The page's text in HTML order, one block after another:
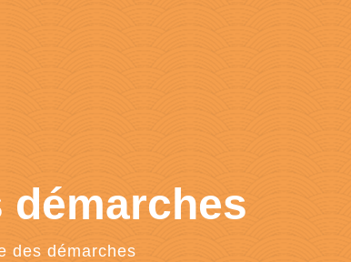
démarches
des démarches